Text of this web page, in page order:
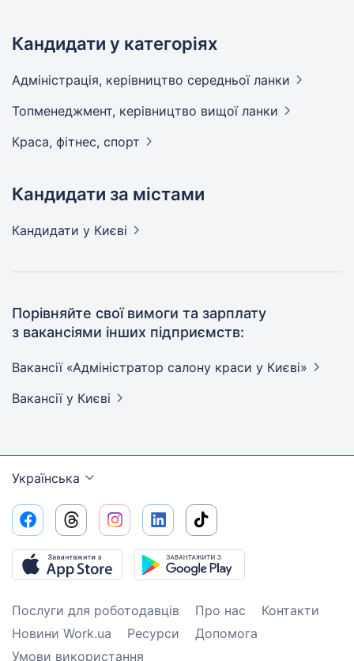
Кандидати у категоріях
Адмiнiстрацiя, керівництво середньої ланки
Топменеджмент, керівництво вищої ланки
Краса, фітнес, спорт
Кандидати за містами
Кандидати у Києві
Порівняйте свої вимоги та зарплату
з вакансіями інших підприємств:
Вакансії «Адміністратор салону краси у Києві»
Вакансії у Києві
Українська
Послуги для роботодавців Про нас
Контакти
Новини Work.ua
Ресурси
Допомога
Умови використання